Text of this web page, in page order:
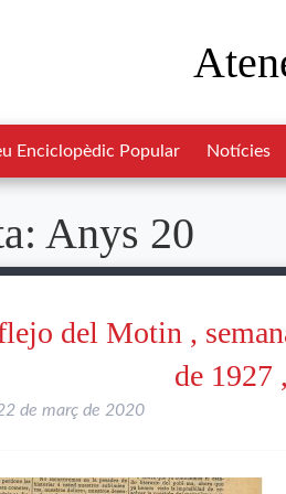
Enciclopèdic Popular Notícies
Anys 20
del Motin ,
de 1927
de març de 2020